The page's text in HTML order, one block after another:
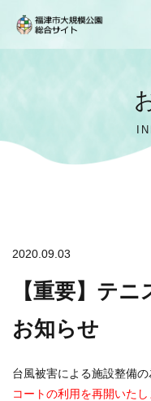
2020.09.03
【重要】テ
お知らせ
台風被害による施設整備
コートの利用を再開いたし